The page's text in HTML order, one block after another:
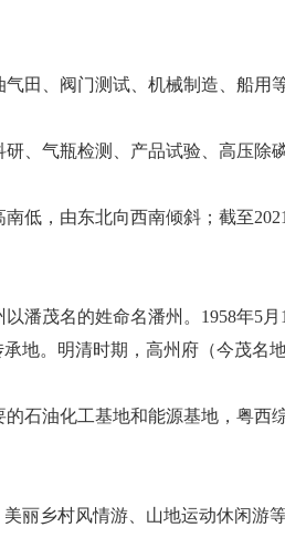
田、阀门测试、机械制造、船用等
、气瓶检测、产品试验、高压除
低，由东北向西南倾斜；截至
潘茂名的姓命名潘州。1958年5
地。明清时期，高州府（今茂名
石油化工基地和能源基地，粤
丽乡村风情游、山地运动休闲游